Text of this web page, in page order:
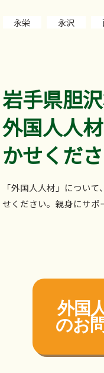
永栄 永沢
岩手県胆
外国人人
かせくださ
「外国人人材」につい
せください。親身にサポ
外国
のお